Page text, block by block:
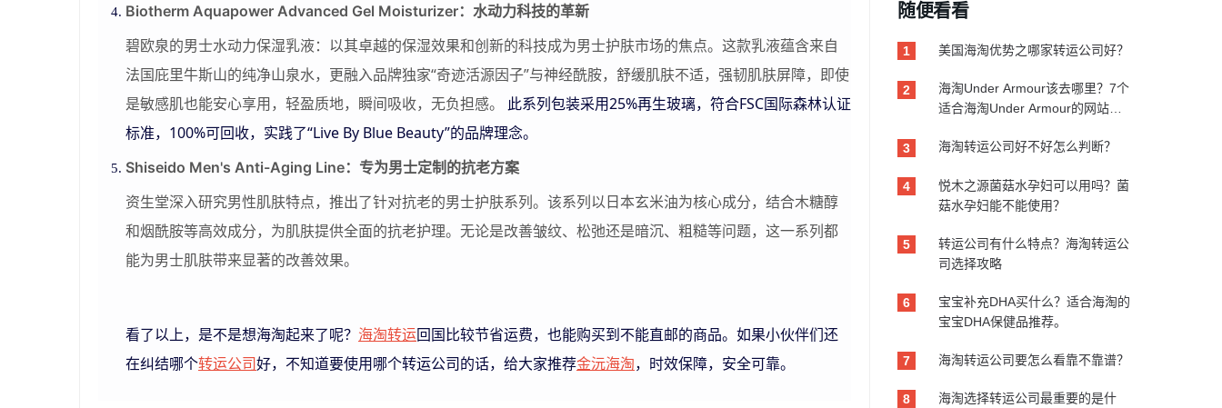
Biotherm Aquapower Advanced Gel Moisturizer：水动力科技的革新
碧欧泉的男士水动力保湿乳液：以其卓越的保湿效果和创新的科技成为男士护肤市场的焦点。这款乳液蕴含来自
法国庇里牛斯山的纯净山泉水，更融入品牌独家“奇迹活源因子”与神经酰胺，舒缓肌肤不适，强韧肌肤屏障，即使
是敏感肌也能安心享用，轻盈质地，瞬间吸收，无负担感。
此系列包装采用25%再生玻璃，符合FSC国际森林认证
标准，100%可回收，实践了“Live By Blue Beauty”的品牌理念。
Shiseido Men's Anti-Aging Line：专为男士定制的抗老方案
资生堂深入研究男性肌肤特点，推出了针对抗老的男士护肤系列。该系列以日本玄米油为核心成分，结合木糖醇
和烟酰胺等高效成分，为肌肤提供全面的抗老护理。无论是改善皱纹、松弛还是暗沉、粗糙等问题，这一系列都
能为男士肌肤带来显著的改善效果。
看了以上，是不是想海淘起来了呢？ 海淘转运回国比较节省运费，也能购买到不能直邮的商品。如果小伙伴们还
在纠结哪个转运公司好，不知道要使用哪个转运公司的话，给大家推荐金沅海淘，时效保障，安全可靠。
随便看看
1 美国海淘优势之哪家转运公司好？
2
海淘Under Armour该去哪里？7个
适合海淘Under Armour的网站推
3
海淘转运公司好不好怎么判断？
4
悦木之源菌菇水孕妇可以用吗？菌
菇水孕妇能不能使用？
5
转运公司有什么特点？海淘转运公
司选择攻略
6
宝宝补充DHA买什么？适合海淘的
宝宝DHA保健品推荐。
7 海淘转运公司要怎么看靠不靠谱？
8
海淘选择转运公司最重要的是什